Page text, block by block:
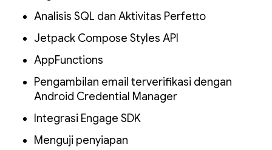
Analisis SQL dan Aktivitas Perfetto
Jetpack Compose Styles API
AppFunctions
Pengambilan email terverifikasi dengan
Android Credential Manager
Integrasi Engage SDK
Menguji penyiapan